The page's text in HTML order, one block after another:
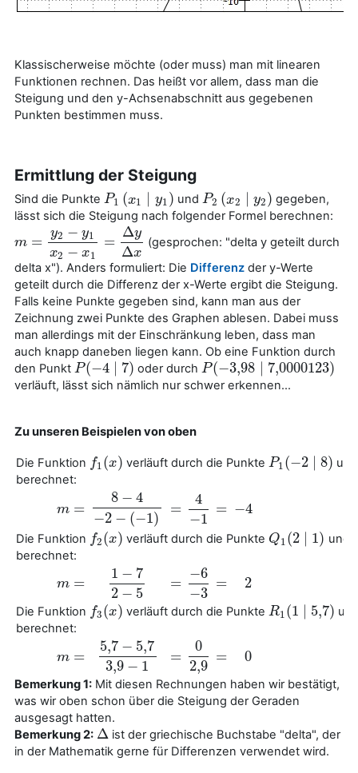
Klassischerweise möchte (oder muss) man mit linearen
Funktionen rechnen. Das heißt vor allem, dass man die
Steigung und den y-Achsenabschnitt aus gegebenen
Punkten bestimmen muss.
Ermittlung der Steigung
Sind die Punkte P1 (x1 ∣ y1)
P1 x1∣ undP2 (x2 ∣ y2)
P2 x2∣ 2)
gegeben,
lässt sich die Steigung nach folgender Formel berechnen:
m =
y2 − y1
x2 − x1
=
Δy
Δx
m= y2 −y1x2−x1 =Δ yΔx
(gesprochen: "delta y geteilt durch
delta x"). Anders formuliert: Die Differenz der y-Werte
geteilt durch die Differenz der x-Werte ergibt die Steigung.
Falls keine Punkte gegeben sind, kann man aus der
Zeichnung zwei Punkte des Graphen ablesen. Dabei muss
man allerdings mit der Einschränkung leben, dass man
auch knapp daneben liegen kann. Ob eine Funktion durch
den Punkt P(−4 ∣ 7)
P(−4∣7 oder durchP(−3,98 ∣ 7,0000123)
P(−3,98∣7,0000123)
verläuft, lässt sich nämlich nur schwer erkennen...
Zu unseren Beispielen von oben
Die Funktion f1(x)
f1( x) verläuft durch die PunkteP1(−2 ∣ 8)
P1 (−2∣8
berechnet:
m
m =
=
8 − 4
−2 − (−1)
8−4−2−(−1) =
=
4
−1
4−1 =
= −4
−4
Die Funktion f2(x)
f2(x) verläuft durch die Punkte Q1(2 ∣ 1)
Q1( 2∣ und
berechnet:
m
m =
=
1 − 7
2 − 5
1−72−5 =
=
−6
−3
−6− 3=
= 2
2
Die Funktion f3(x)
f3(x) verläuft durch die PunkteR1(1 ∣ 5,7)
R1( 1∣5 7)
berechnet:
m
m =
=
5,7 − 5,7
3,9 − 1
5,7−5,73,9− =
=
0
2,9
02,9 =
= 0
0
Bemerkung 1: Mit diesen Rechnungen haben wir bestätigt,
was wir oben schon über die Steigung der Geraden
ausgesagt hatten.
Bemerkung 2: Δ
Δ ist der griechische Buchstabe "delta", der
in der Mathematik gerne für Differenzen verwendet wird.